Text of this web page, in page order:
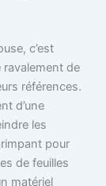
c’est
de
références.
d’une
les
pour
de feuilles
matériel